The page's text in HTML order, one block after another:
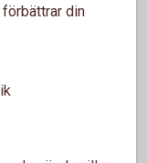
betal- och
kreditkorten.
din